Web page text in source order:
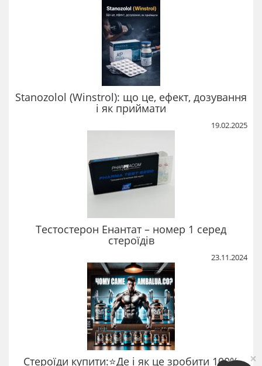
Stanozolol (Winstrol): що це, ефект, дозування
і як приймати
19.02.2025
Тестостерон Енантат – номер 1 серед
стероїдів
23.11.2024
Стероїди купити:⭐Де і як це зробити 100% ×